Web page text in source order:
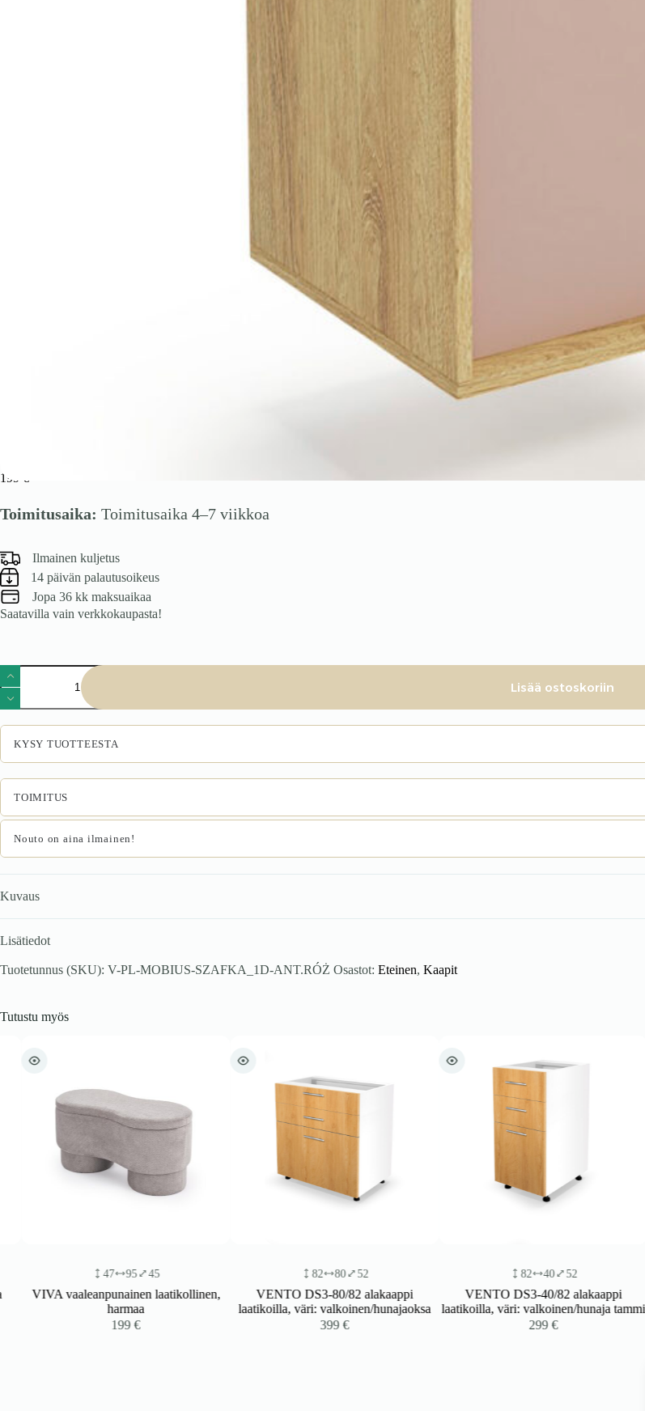
199 €
Toimitusaika: Toimitusaika 4–7 viikkoa
Ilmainen kuljetus
14 päivän palautusoikeus
Jopa 36 kk maksuaikaa
Saatavilla vain verkkokaupasta!
MOBIUS
kaappi
1D
väri:
hikora
tammi/valkoinen
Lisää ostoskoriin
KYSY TUOTTEESTA
TOIMITUS
Nouto on aina ilmainen!
Kuvaus
Lisätiedot
Tuotetunnus (SKU): V-PL-MOBIUS-SZAFKA_1D-ANT.RÓŻ Osastot: Eteinen, Kaapit
Tutustu myös
47 95 45
VIVA vaaleanpunainen laatikollinen,
harmaa
199€
82 80 52
VENTO DS3-80/82 alakaappi
laatikoilla, väri: valkoinen/hunajaoksa
399€
82 40 52
VENTO DS3-40/82 alakaappi
laatikoilla, väri: valkoinen/hunaja tammi
299€